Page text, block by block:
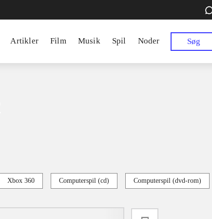
Artikler Film Musik Spil Noder Søg
Xbox 360 Computerspil (cd) Computerspil (dvd-rom)